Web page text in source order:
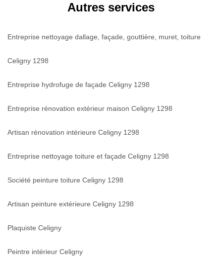
Autres services
Entreprise nettoyage dallage, façade, gouttière, muret, toiture
Celigny 1298
Entreprise hydrofuge de façade Celigny 1298
Entreprise rénovation extérieur maison Celigny 1298
Artisan rénovation intérieure Celigny 1298
Entreprise nettoyage toiture et façade Celigny 1298
Société peinture toiture Celigny 1298
Artisan peinture extérieure Celigny 1298
Plaquiste Celigny
Peintre intérieur Celigny